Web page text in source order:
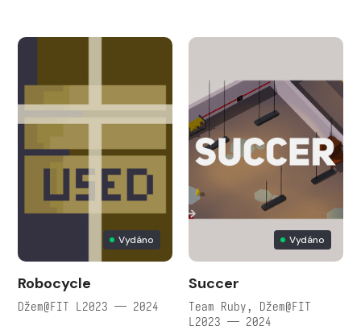
Vydáno
Robocycle
Džem@FIT L2023 — 2024
Vydáno
Succer
Team Ruby, Džem@FIT
L2023 — 2024